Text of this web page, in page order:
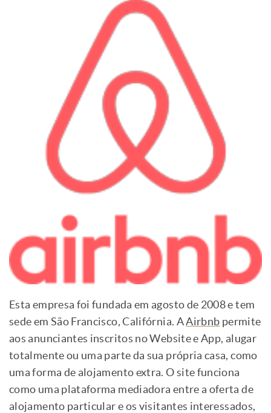
Esta empresa foi fundada em agosto de 2008 e tem
sede em São Francisco, Califórnia. AAirbnb permite
aos anunciantes inscritos no Website e App, alugar
totalmente ou uma parte da sua própria casa, como
uma forma de alojamento extra. O site funciona
como uma plataforma mediadora entre a oferta de
alojamento particular e os visitantes interessados,